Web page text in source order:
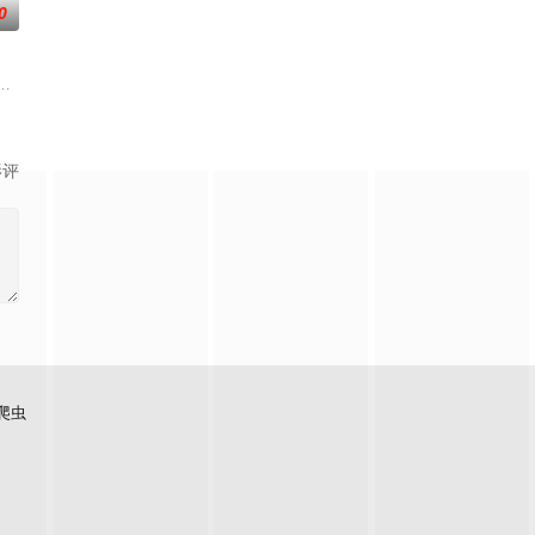
寻找身世之
队”的小组是特别的存在，但因某些缘由他们面
，原本以为自己可以从此吃香喝辣，一跃成为人上人时，他却发现自己既
无以为家，机缘巧合，偶得远古真火，不料就此重踏仙武之路，再战帝尊之
评
虫